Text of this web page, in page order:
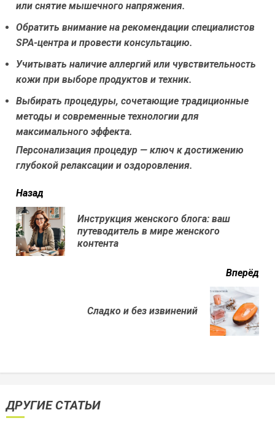
или снятие мышечного напряжения.
Обратить внимание на рекомендации специалистов
SPA-центра и провести консультацию.
Учитывать наличие аллергий или чувствительность
кожи при выборе продуктов и техник.
Выбирать процедуры, сочетающие традиционные
методы и современные технологии для
максимального эффекта.
Персонализация процедур — ключ к достижению
глубокой релаксации и оздоровления.
читать
еще
Назад
Инструкция женского блога: ваш
путеводитель в мире женского
контента
Вперёд
Сладко и без извинений
ДРУГИЕ СТАТЬИ